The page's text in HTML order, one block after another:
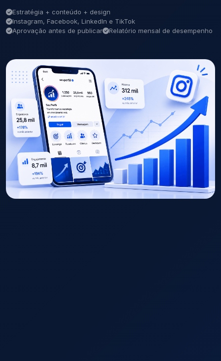
Estratégia + conteúdo + design
Instagram, Facebook, LinkedIn e TikTok
Aprovação antes de publicar
Relatório mensal de desempenho